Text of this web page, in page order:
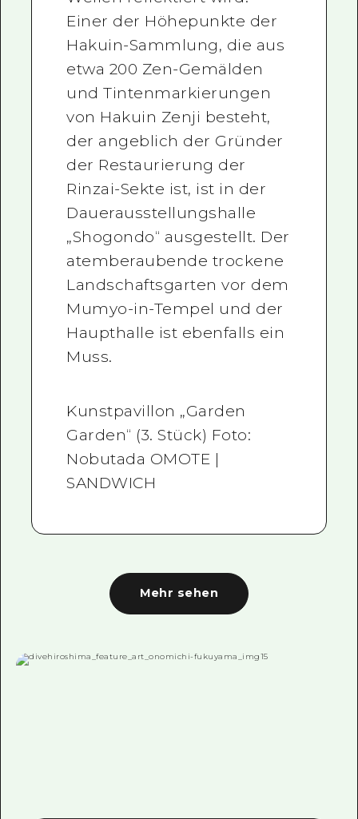
Einer der Höhepunkte der
Hakuin-Sammlung, die aus
etwa 200 Zen-Gemälden
und Tintenmarkierungen
von Hakuin Zenji besteht,
der angeblich der Gründer
der Restaurierung der
Rinzai-Sekte ist, ist in der
Dauerausstellungshalle
„Shogondo“ ausgestellt. Der
atemberaubende trockene
Landschaftsgarten vor dem
Mumyo-in-Tempel und der
Haupthalle ist ebenfalls ein
Muss.
Kunstpavillon „Garden
Garden“ (3. Stück) Foto:
Nobutada OMOTE |
SANDWICH
Mehr sehen